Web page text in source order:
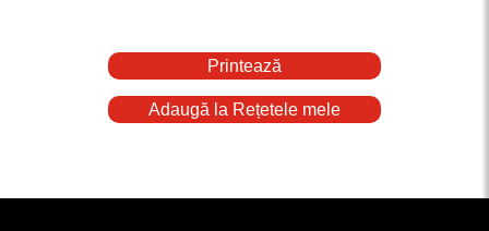
Printează
Adaugă la Rețetele mele